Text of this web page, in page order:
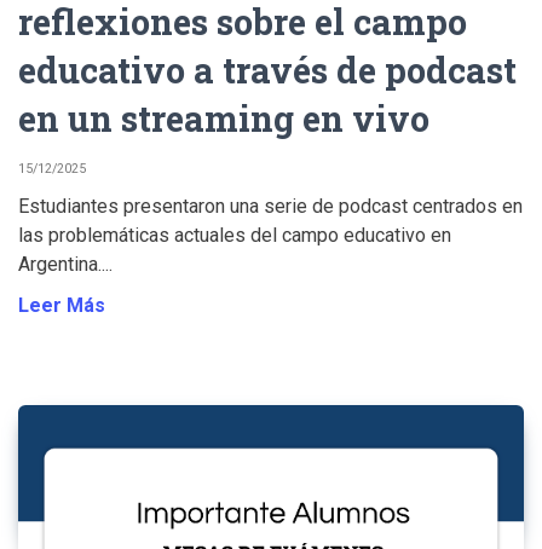
reflexiones sobre el campo
educativo a través de podcast
en un streaming en vivo
15/12/2025
Estudiantes presentaron una serie de podcast centrados en
las problemáticas actuales del campo educativo en
Argentina....
Leer Más